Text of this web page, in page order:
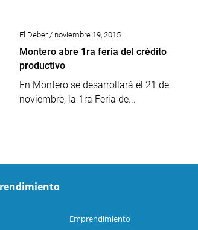
El Deber / noviembre 19, 2015
Montero abre 1ra feria del crédito
productivo
En Montero se desarrollará el 21 de
noviembre, la 1ra Feria de...
Emprendimiento